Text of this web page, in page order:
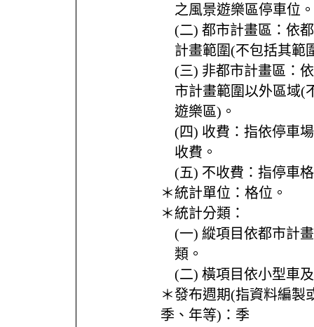
之風景遊樂區停車位。
(二) 都市計畫區：依
計畫範圍(不包括其範
(三) 非都市計畫區：
市計畫範圍以外區域(
遊樂區)。
(四) 收費：指依停車
收費。
(五) 不收費：指停車
＊統計單位： 格位。
＊統計分類：
(一) 縱項目依都市計
類。
(二) 橫項目依小型車
＊發布週期(指資料編製
季、年等)： 季